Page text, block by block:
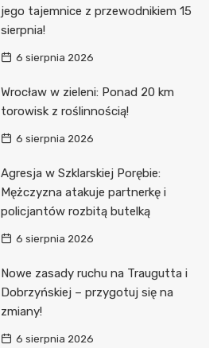
jego tajemnice z przewodnikiem 15
sierpnia!
6 sierpnia 2026
Wrocław w zieleni: Ponad 20 km
torowisk z roślinnością!
6 sierpnia 2026
Agresja w Szklarskiej Porębie:
Mężczyzna atakuje partnerkę i
policjantów rozbitą butelką
6 sierpnia 2026
Nowe zasady ruchu na Traugutta i
Dobrzyńskiej – przygotuj się na
zmiany!
6 sierpnia 2026